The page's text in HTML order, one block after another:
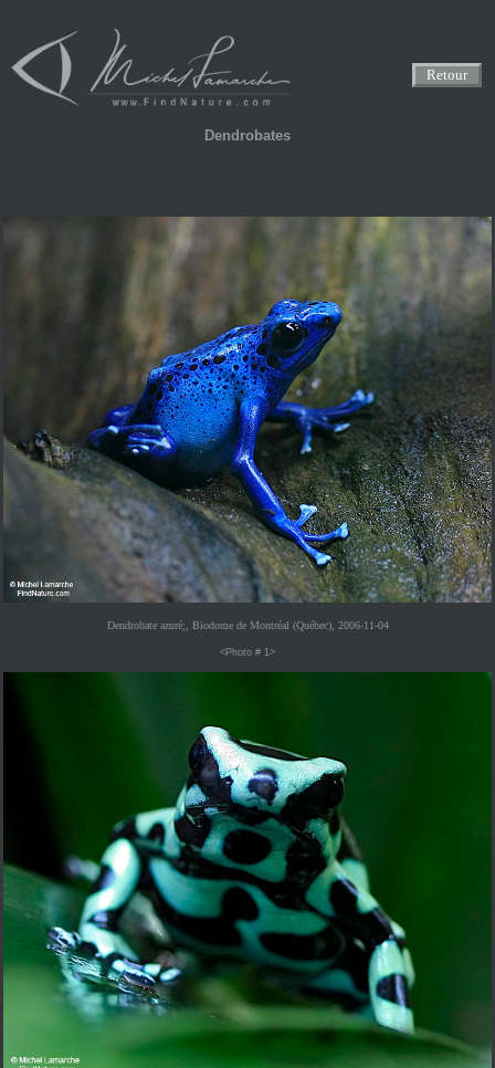
Retour
Dendrobates
Dendrobate azuré;, Biodome de Montréal (Québec), 2006-11-04
<Photo # 1>